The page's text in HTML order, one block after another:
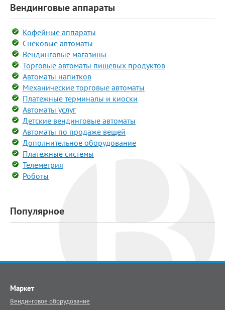
Вендинговые аппараты
Кофейные аппараты
Снековые автоматы
Вендинговые магазины
Торговые автоматы пищевых продуктов
Автоматы напитков
Механические торговые автоматы
Платежные терминалы и киоски
Автоматы услуг
Детские вендинговые автоматы
Автоматы по продаже вещей
Дополнительное оборудование
Платежные системы
Телеметрия
Роботы
Популярное
Маркет
Вендинговое оборудование